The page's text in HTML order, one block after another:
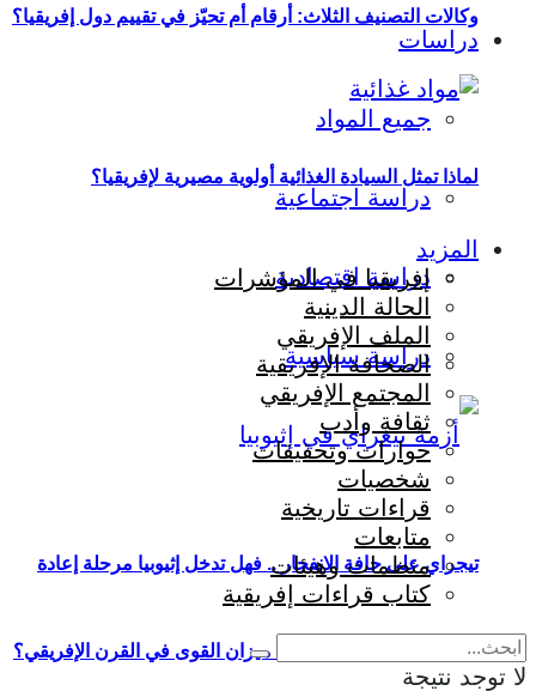
دراسات
جميع المواد
دراسة اجتماعية
دراسة اقتصادية
دراسة سياسية
تيجراي على حافة الانفجار .. فهل تدخل إثيوبيا مرحلة إعادة
إنتاج الحرب وإعادة تشكيل ميزان القوى في القرن الإفريقي؟
وكالات التصنيف الثلاث: أرقام أم تحيّز في تقييم دول إفريقيا؟
لماذا تمثل السيادة الغذائية أولوية مصيرية لإفريقيا؟
المزيد
إفريقيا في المؤشرات
الحالة الدينية
الملف الإفريقي
الصحافة الإفريقية
المجتمع الإفريقي
ثقافة وأدب
حوارات وتحقيقات
شخصيات
قراءات تاريخية
متابعات
منظمات وهيئات
كتاب قراءات إفريقية
لا توجد نتيجة